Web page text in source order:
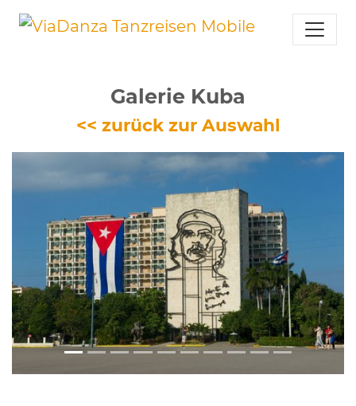
Galerie Kuba
<< zurück zur Auswahl